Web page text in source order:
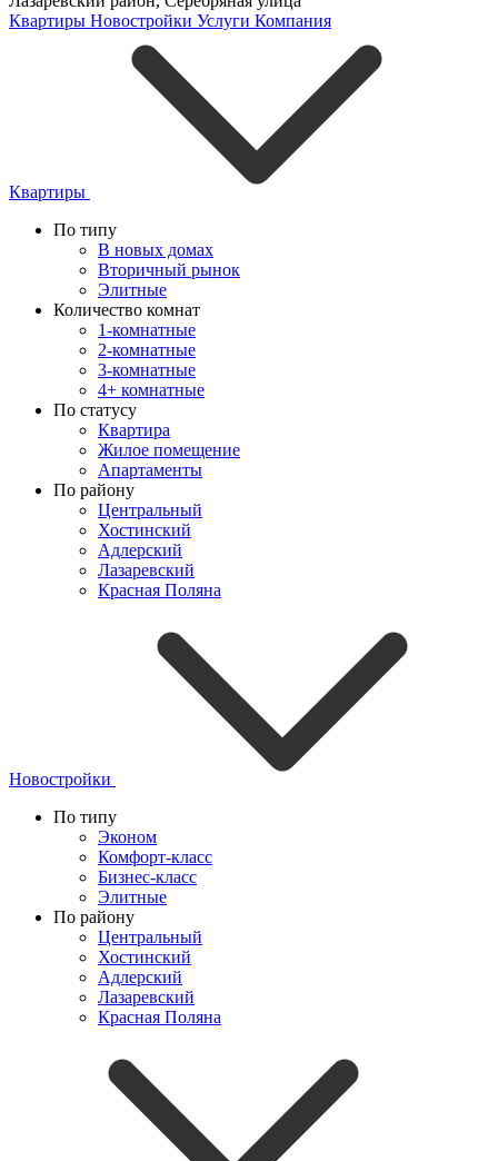
Квартиры Новостройки Услуги Компания
Квартиры
По типу
В новых домах
Вторичный рынок
Элитные
Количество комнат
1-комнатные
2-комнатные
3-комнатные
4+ комнатные
По статусу
Квартира
Жилое помещение
Апартаменты
По району
Центральный
Хостинский
Адлерский
Лазаревский
Красная Поляна
Новостройки
По типу
Эконом
Комфорт-класс
Бизнес-класс
Элитные
По району
Центральный
Хостинский
Адлерский
Лазаревский
Красная Поляна